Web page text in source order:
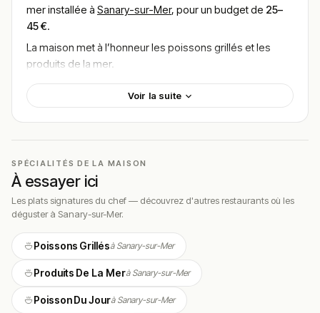
mer installée à Sanary-sur-Mer, pour un budget de 25–
45 €.
La maison met à l’honneur les poissons grillés et les
produits de la mer.
Poissons grillés, produits de la mer et plats de saison
composent une carte iodée.
Le tout se savoure dans un cadre naturel, face à la mer.
Localisation
Le restaurant se situe au
Sanary-sur-Mer (83110)
Sanary-sur-Mer est une cité balnéaire du Var, en
Provence-Alpes-Côte d’Azur.
L’adresse profite d’un cadre naturel préservé, au bord
de l’eau.
L’emplacement, face à la mer, se prête à un repas les
pieds presque dans le sable.
Voir la suite
SPÉCIALITÉS DE LA MAISON
À essayer ici
Les plats signatures du chef — découvrez d'autres restaurants où les
déguster à Sanary-sur-Mer.
Poissons Grillésà Sanary-sur-Mer
Produits De La Merà Sanary-sur-Mer
Poisson Du Jourà Sanary-sur-Mer